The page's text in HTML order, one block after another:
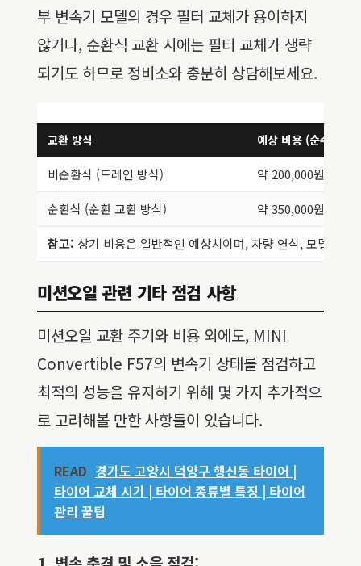
부 변속기 모델의 경우 필터 교체가 용이하지
않거나, 순환식 교환 시에는 필터 교체가 생략
되기도 하므로 정비소와 충분히 상담해보세요.
교환 방식 예상 비용 (순수 오일
비순환식 (드레인 방식) 약 200,000원 ~
순환식 (순환 교환 방식) 약 350,000원 ~
참고: 상기 비용은 일반적인 예상치이며, 차량 연식, 모델, 사
미션오일 관련 기타 점검 사항
미션오일 교환 주기와 비용 외에도, MINI
Convertible F57의 변속기 상태를 점검하고
최적의 성능을 유지하기 위해 몇 가지 추가적으
로 고려해볼 만한 사항들이 있습니다.
READ 경기도 고양시 덕양구 행신동 타이어 |
타이어 교체 시기 | 타이어 종류별 특징 | 타이어
관리 꿀팁